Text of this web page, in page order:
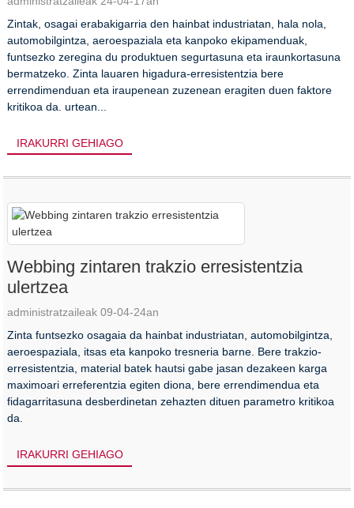
Zintak, osagai erabakigarria den hainbat industriatan, hala nola,
automobilgintza, aeroespaziala eta kanpoko ekipamenduak,
funtsezko zeregina du produktuen segurtasuna eta iraunkortasuna
bermatzeko. Zinta lauaren higadura-erresistentzia bere
errendimenduan eta iraupenean zuzenean eragiten duen faktore
kritikoa da. urtean...
IRAKURRI GEHIAGO
Webbing zintaren trakzio erresistentzia
ulertzea
administratzaileak 09-04-24an
Zinta funtsezko osagaia da hainbat industriatan, automobilgintza,
aeroespaziala, itsas eta kanpoko tresneria barne. Bere trakzio-
erresistentzia, material batek hautsi gabe jasan dezakeen karga
maximoari erreferentzia egiten diona, bere errendimendua eta
fidagarritasuna desberdinetan zehazten dituen parametro kritikoa
da.
IRAKURRI GEHIAGO